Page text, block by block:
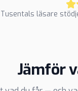
Tusentals läsare
Jämför